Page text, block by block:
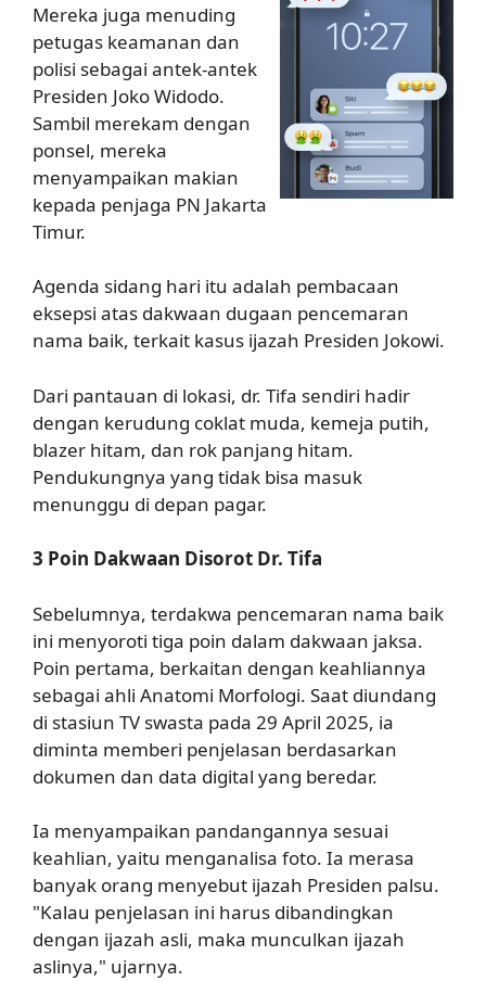
Mereka juga menuding
petugas keamanan dan
polisi sebagai antek-antek
Presiden Joko Widodo.
Sambil merekam dengan
ponsel, mereka
menyampaikan makian
kepada penjaga PN Jakarta
Timur.
Agenda sidang hari itu adalah pembacaan
eksepsi atas dakwaan dugaan pencemaran
nama baik, terkait kasus ijazah Presiden Jokowi.
Dari pantauan di lokasi, dr. Tifa sendiri hadir
dengan kerudung coklat muda, kemeja putih,
blazer hitam, dan rok panjang hitam.
Pendukungnya yang tidak bisa masuk
menunggu di depan pagar.
3 Poin Dakwaan Disorot Dr. Tifa
Sebelumnya, terdakwa pencemaran nama baik
ini menyoroti tiga poin dalam dakwaan jaksa.
Poin pertama, berkaitan dengan keahliannya
sebagai ahli Anatomi Morfologi. Saat diundang
di stasiun TV swasta pada 29 April 2025, ia
diminta memberi penjelasan berdasarkan
dokumen dan data digital yang beredar.
Ia menyampaikan pandangannya sesuai
keahlian, yaitu menganalisa foto. Ia merasa
banyak orang menyebut ijazah Presiden palsu.
"Kalau penjelasan ini harus dibandingkan
dengan ijazah asli, maka munculkan ijazah
aslinya," ujarnya.